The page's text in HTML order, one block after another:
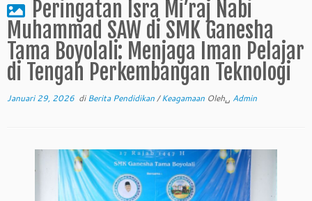
Peringatan Isra Mi’raj Nabi
Muhammad SAW di SMK Ganesha
Tama Boyolali: Menjaga Iman Pelajar
di Tengah Perkembangan Teknologi
Januari 29, 2026 diBerita Pendidikan/Keagamaan Oleh␣ Admin